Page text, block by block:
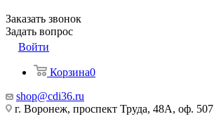
Заказать звонок
Задать вопрос
Войти
Корзина0
shop@cdi36.ru
г. Воронеж, проспект Труда, 48А, оф. 507